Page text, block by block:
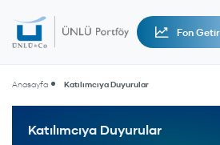
Fon
Anasayfa Katılımcıya Duyurular
Katılımcıya Duyurular